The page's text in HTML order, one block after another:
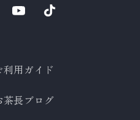
YouTubeTikTok
利用ガイド
茶長ブログ